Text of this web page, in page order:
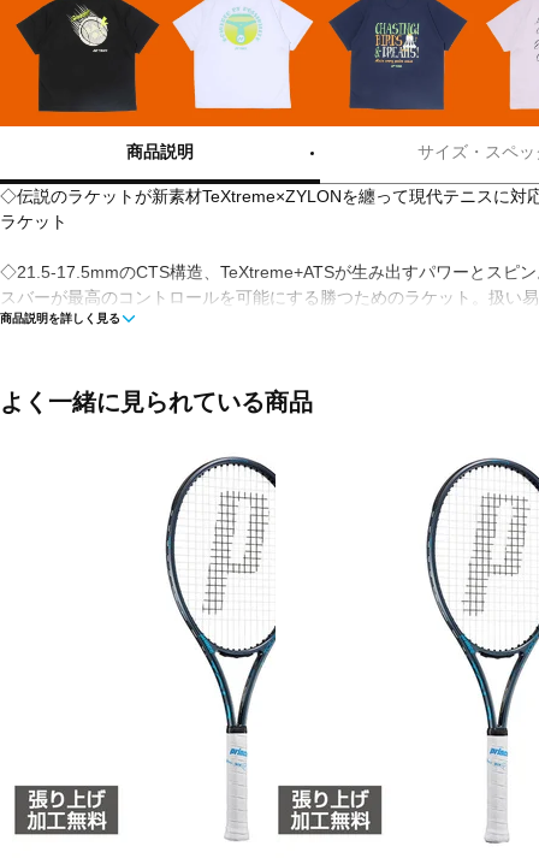
商品説明 サイズ・スペッ
◇伝説のラケットが新素材TeXtreme×ZYLONを纏って現代テニスに対
ラケット
◇21.5-17.5mmのCTS構造、TeXtreme+ATSが生み出すパワーとスピ
スバーが最高のコントロールを可能にする勝つためのラケット。扱い
イズでよりコントロールを求めるプレーヤーへ。
ディープグリーン(グリーントルマリン)
■フェイス(インチ):100
■適正テンション(lbs):49-53-61
■長さ:27インチ
商品説明を詳しく見る
よく一緒に見られている商品